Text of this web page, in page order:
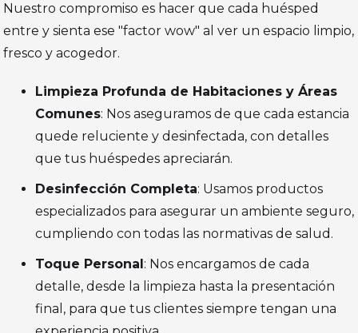
Nuestro compromiso es hacer que cada huésped
entre y sienta ese "factor wow" al ver un espacio limpio,
fresco y acogedor.
Limpieza Profunda de Habitaciones y Áreas
Comunes: Nos aseguramos de que cada estancia
quede reluciente y desinfectada, con detalles
que tus huéspedes apreciarán.
Desinfección Completa: Usamos productos
especializados para asegurar un ambiente seguro,
cumpliendo con todas las normativas de salud.
Toque Personal : Nos encargamos de cada
detalle, desde la limpieza hasta la presentación
final, para que tus clientes siempre tengan una